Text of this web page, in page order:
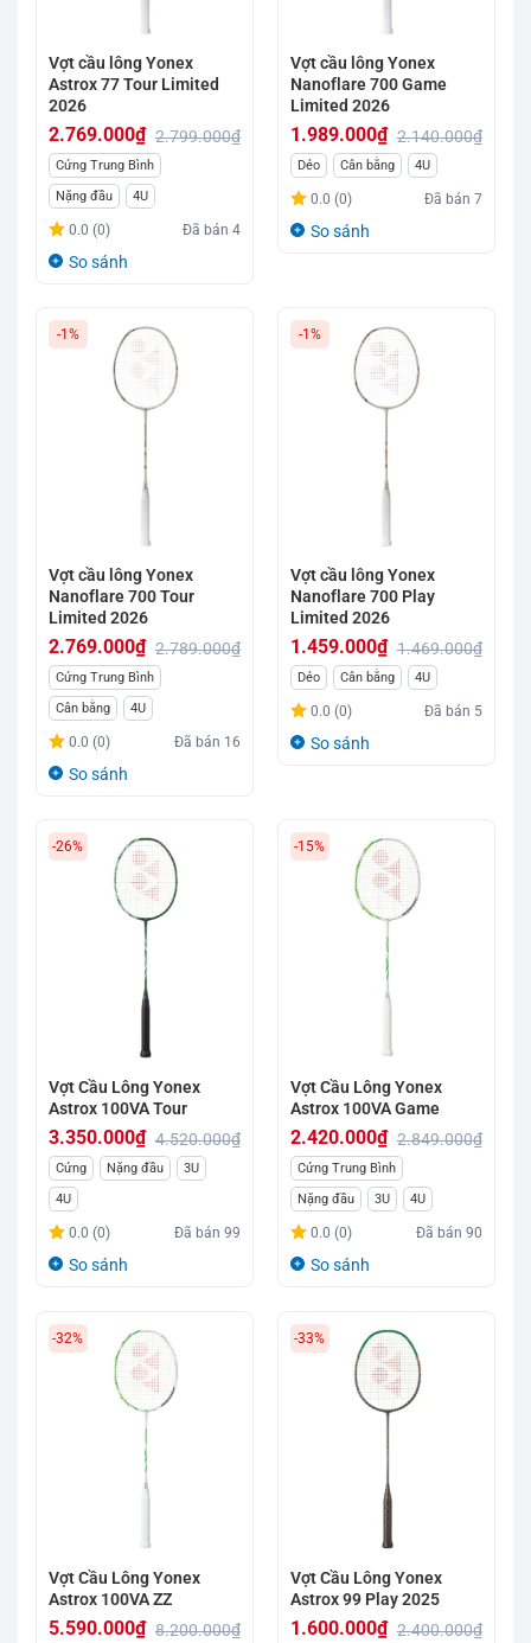
Vợt cầu lông Yonex
Astrox 77 Tour Limited
2026
2.799.000₫
Giá
gốc
là:
2.799.000₫.
2.769.000₫
Giá
hiện
tại
là:
Cứng Trung Bình
Nặng đầu
4U
0.0 (0) Đã bán4
So sánh
Vợt cầu lông Yonex
Nanoflare 700 Game
Limited 2026
2.140.000₫
Giá
gốc
là:
1.989.000₫
Giá
hiện
tại
Dẻo Cân bằng 4U
0.0 (0) Đã bán7
So sánh
-1%
Vợt cầu lông Yonex
Nanoflare 700 Tour
Limited 2026
2.789.000₫
Giá
gốc
là:
2.789.000₫.
2.769.000₫
Giá
hiện
tại
là:
Cứng Trung Bình
Cân bằng
4U
0.0 (0) Đã bán 16
So sánh
-1%
Vợt cầu lông Yonex
Nanoflare 700 Play
Limited 2026
1.469.000₫
Giá
gốc
là:
1.459.000₫
Giá
hiện
tại
Dẻo Cân bằng 4U
0.0 (0) Đã bán 5
So sánh
-26%
Vợt Cầu Lông Yonex
Astrox 100VA Tour
4.520.000₫
Giá
gốc
là:
4.520.000₫.
3.350.000₫
Giá
hiện
tại
là:
Cứng Nặng đầu
3U
4U
0.0 (0) Đã bán99
So sánh
-15%
Vợt Cầu Lông Yonex
Astrox 100VA Game
2.849.000₫
Giá
gốc
là:
2.849.000₫.
2.420.000₫
Giá
hiện
tại
là:
Cứng Trung Bình
Nặng đầu
3U 4U
0.0 (0) Đã bán90
So sánh
-32%
Vợt Cầu Lông Yonex
Astrox 100VA ZZ
8.200.000₫
5.590.000₫
-33%
Vợt Cầu Lông Yonex
Astrox 99 Play 2025
2.400.000₫
1.600.000₫